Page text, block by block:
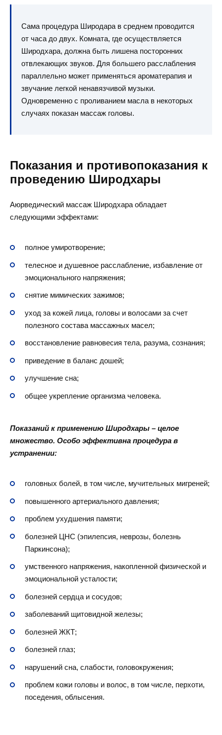
Сама процедура Широдара в среднем проводится
от часа до двух. Комната, где осуществляется
Широдхара, должна быть лишена посторонних
отвлекающих звуков. Для большего расслабления
параллельно может применяться ароматерапия и
звучание легкой ненавязчивой музыки.
Одновременно с проливанием масла в некоторых
случаях показан массаж головы.
Показания и противопоказания к
проведению Широдхары
Аюрведический массаж Широдхара обладает
следующими эффектами:
полное умиротворение;
телесное и душевное расслабление, избавление от
эмоционального напряжения;
снятие мимических зажимов;
уход за кожей лица, головы и волосами за счет
полезного состава массажных масел;
восстановление равновесия тела, разума, сознания;
приведение в баланс дошей;
улучшение сна;
общее укрепление организма человека.
Показаний к применению Широдхары – целое
множество. Особо эффективна процедура в
устранении:
головных болей, в том числе, мучительных мигреней;
повышенного артериального давления;
проблем ухудшения памяти;
болезней ЦНС (эпилепсия, неврозы, болезнь
Паркинсона);
умственного напряжения, накопленной физической и
эмоциональной усталости;
болезней сердца и сосудов;
заболеваний щитовидной железы;
болезней ЖКТ;
болезней глаз;
нарушений сна, слабости, головокружения;
проблем кожи головы и волос, в том числе, перхоти,
поседения, облысения.